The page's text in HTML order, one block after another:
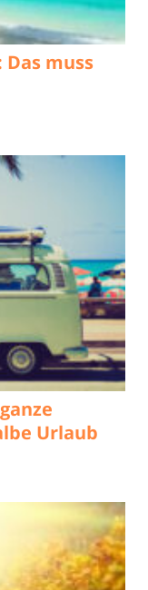
muss
Urlaub